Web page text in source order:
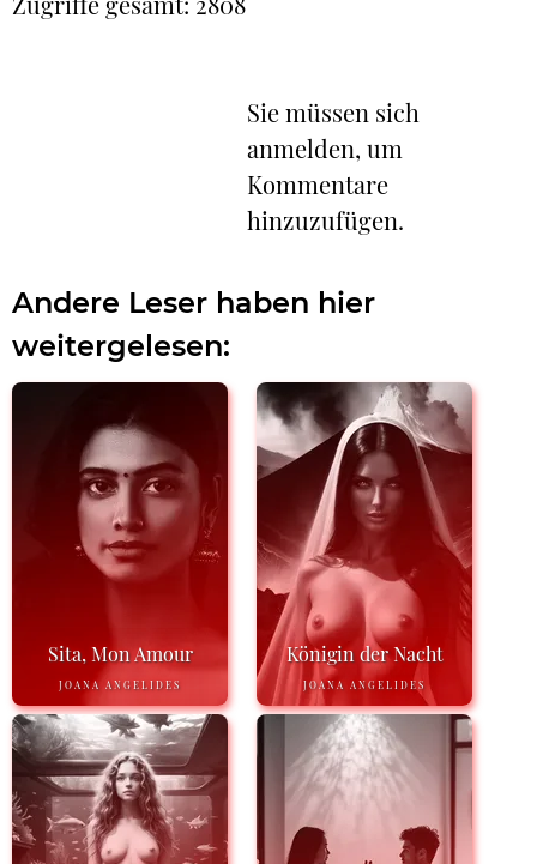
Sie müssen sich
anmelden, um
Kommentare
hinzuzufügen.
Andere Leser haben hier
weitergelesen:
Sita, Mon Amour
JOANA ANGELIDES
Königin der Nacht
JOANA ANGELIDES